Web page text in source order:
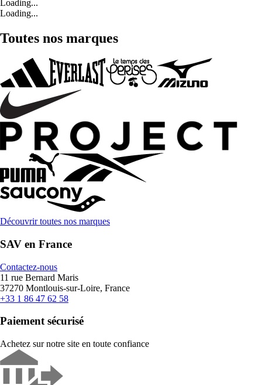
Loading...
Loading...
Toutes nos marques
Découvrir toutes nos marques
SAV en France
Contactez-nous
11 rue Bernard Maris
37270 Montlouis-sur-Loire, France
+33 1 86 47 62 58
Paiement sécurisé
Achetez sur notre site en toute confiance